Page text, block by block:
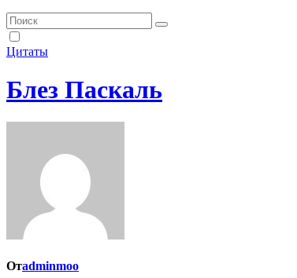
Цитаты
Блез Паскаль
Отadminmoo